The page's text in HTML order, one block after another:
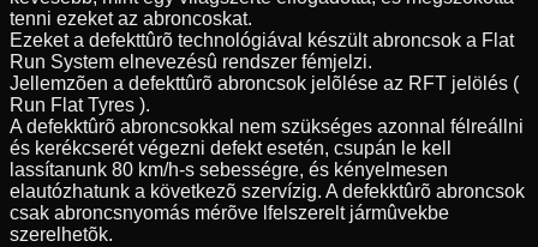
tenni ezeket az abroncoskat.
Ezeket a defekttûrõ technológiával készült abroncsok a Flat
Run System elnevezésû rendszer fémjelzi.
Jellemzõen a defekttûrõ abroncsok jelõlése az RFT jelölés (
Run Flat Tyres ).
A defekktûrõ abroncsokkal nem szükséges azonnal félreállni
és kerékcserét végezni defekt esetén, csupán le kell
lassítanunk 80 km/h-s sebességre, és kényelmesen
elautózhatunk a következõ szervízig. A defekktûrõ abroncsok
csak abroncsnyomás mérõve lfelszerelt jármûvekbe
szerelhetõk.